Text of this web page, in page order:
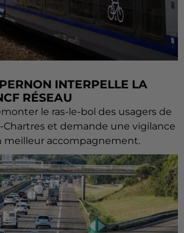
INTERPELLE LA
RÉSEAU
le ras-le-bol des usagers de
Chartres et demande une vigilance
meilleur accompagnement.